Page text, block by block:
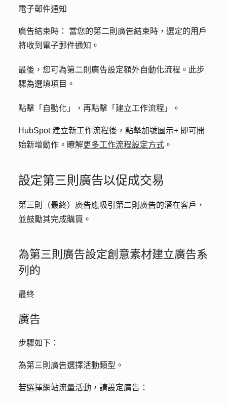
電子郵件通知
廣告結束時： 當您的第二則廣告結束時，選定的用戶
將收到電子郵件通知。
最後，您可為第二則廣告設定額外自動化流程。此步
驟為選填項目。
點擊 「自動化」 ，再點擊 「建立工作流程 」。
HubSpot 建立新工作流程後，點擊加號圖示+ 即可開
始新增動作 。瞭解更多工作流程設定方式 。
設定第三則廣告以促成交易
第三則（最終）廣告應吸引第二則廣告的潛在客戶，
並鼓勵其完成購買。
為第三則廣告設定創意素材建立廣告系
列的
最終
廣告
步驟如下：
為第三則廣告選擇活動類型 。
若選擇網站流量活動，請設定廣告：